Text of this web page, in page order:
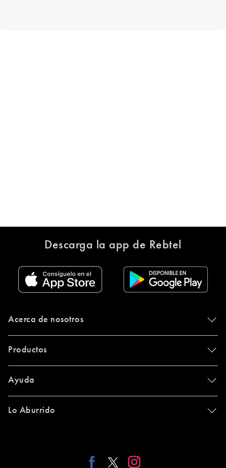
Descarga la app de Rebtel
Acerca de nosotros
Productos
Ayuda
Lo Aburrido